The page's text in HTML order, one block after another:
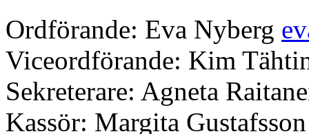
Ordförande: Eva Nyberg
Viceordförande: Kim
Sekreterare: Agneta
Kassör: Margita